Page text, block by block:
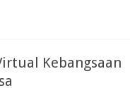
Kebangsaan